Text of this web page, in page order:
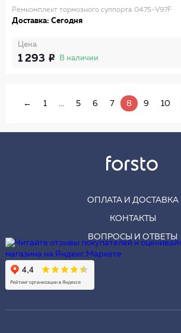
Ремкомплект тормозного суппорта 0475-V97F
Доставка: Сегодня
Цена
1 293 В наличии
← 1 ... 5 6 7 8 9 10
ОПЛАТА И ДОСТАВКА
КОНТАКТЫ
ВОПРОСЫ И ОТВЕТЫ